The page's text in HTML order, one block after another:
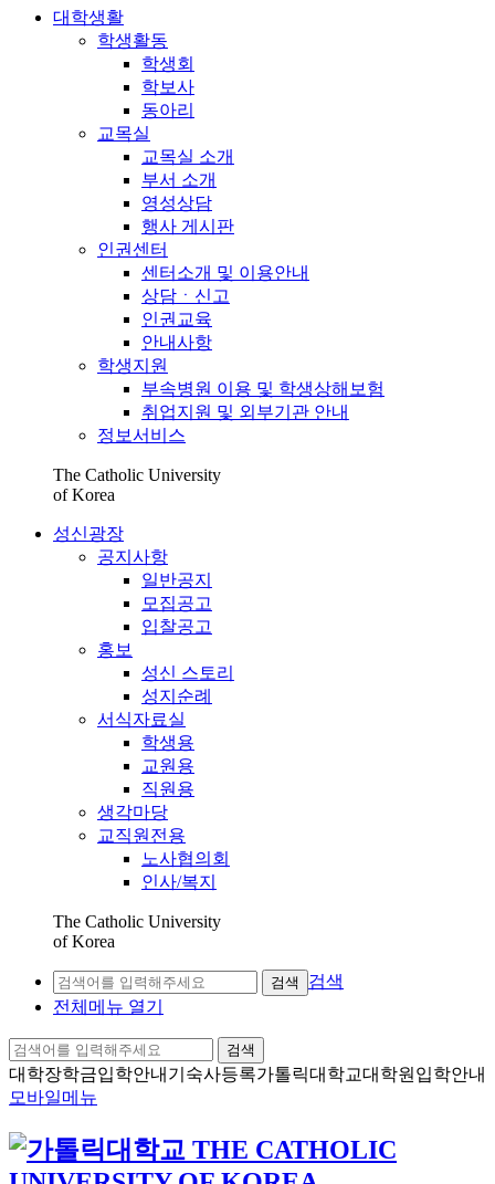
대학생활
학생활동
학생회
학보사
동아리
교목실
교목실 소개
부서 소개
영성상담
행사 게시판
인권센터
센터소개 및 이용안내
상담ㆍ신고
인권교육
안내사항
학생지원
부속병원 이용 및 학생상해보험
취업지원 및 외부기관 안내
정보서비스
The Catholic University
of Korea
성신광장
공지사항
일반공지
모집공고
입찰공고
홍보
성신 스토리
성지순례
서식자료실
학생용
교원용
직원용
생각마당
교직원전용
노사협의회
인사/복지
The Catholic University
of Korea
검색
검색
전체메뉴 열기
검색
대학장학금입학안내 기숙사등록가톨릭대학교대학원입학안내
모바일메뉴